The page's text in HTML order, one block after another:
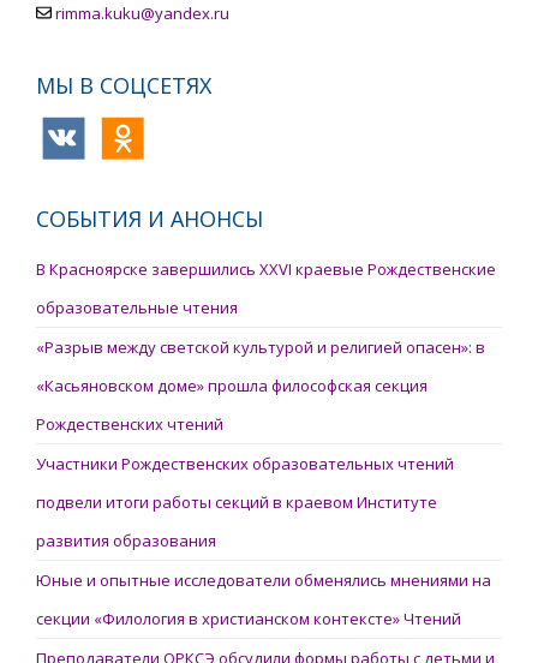
rimma.kuku@yandex.ru
МЫ В СОЦСЕТЯХ
СОБЫТИЯ И АНОНСЫ
В Красноярске завершились XXVI краевые Рождественские
образовательные чтения
«Разрыв между светской культурой и религией опасен»: в
«Касьяновском доме» прошла философская секция
Рождественских чтений
Участники Рождественских образовательных чтений
подвели итоги работы секций в краевом Институте
развития образования
Юные и опытные исследователи обменялись мнениями на
секции «Филология в христианском контексте» Чтений
Преподаватели ОРКСЭ обсудили формы работы с детьми и